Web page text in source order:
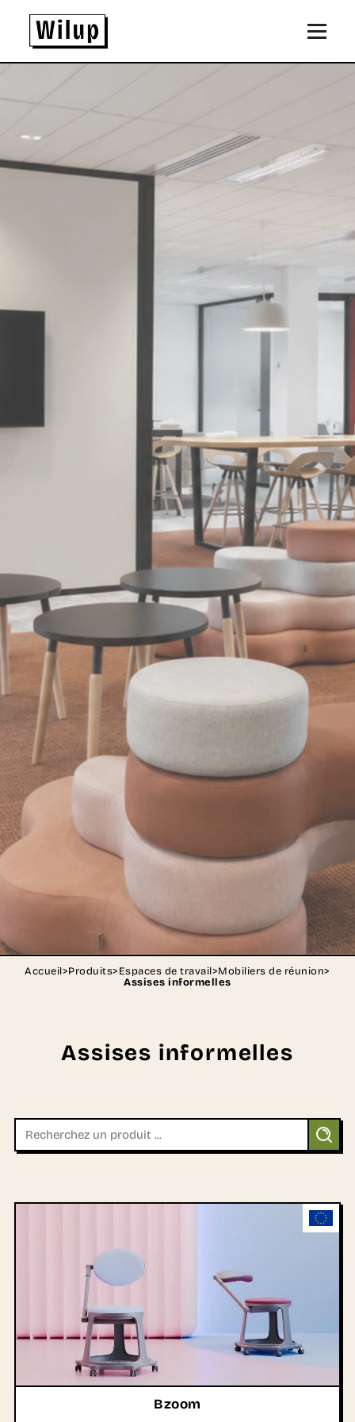
Revenir sur la page d'accueil
Accueil>Produits>Espaces de travail>Mobiliers de réunion>
Assises informelles
Assises informelles
Bzoom